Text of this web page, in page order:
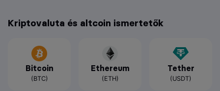
Kriptovaluta és altcoin ismertetők
Bitcoin
(BTC)
Ethereum
(ETH)
Tether
(USDT)